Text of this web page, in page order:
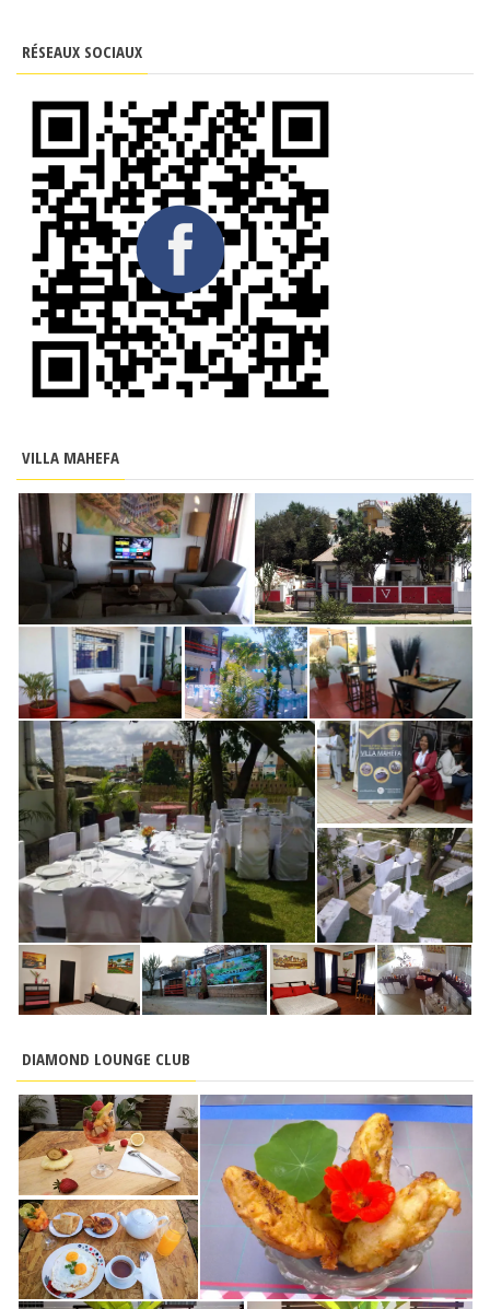
RÉSEAUX SOCIAUX
VILLA MAHEFA
DIAMOND LOUNGE CLUB